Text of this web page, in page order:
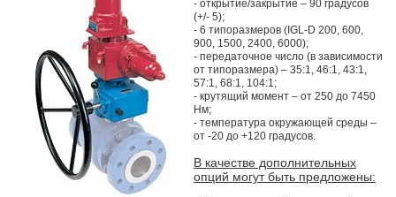
- открытие/закрытие – 90 градусов
(+/- 5);
- 6 типоразмеров (IGL-D 200, 600,
900, 1500, 2400, 6000);
- передаточное число (в зависимости
от типоразмера) – 35:1, 46:1, 43:1,
57:1, 68:1, 104:1;
- крутящий момент – от 250 до 7450
Нм;
- температура окружающей среды –
от -20 до +120 градусов.
В качестве дополнительных
опций могут быть предложены: